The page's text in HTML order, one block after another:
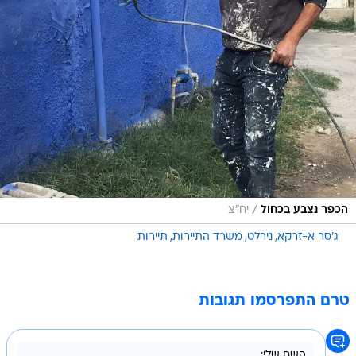
הכפר נצבע בכחול / יח"צ
ג'סר א-זרקא נירלט משרד התיירות תיירות
טרם התפרסמו תגובות